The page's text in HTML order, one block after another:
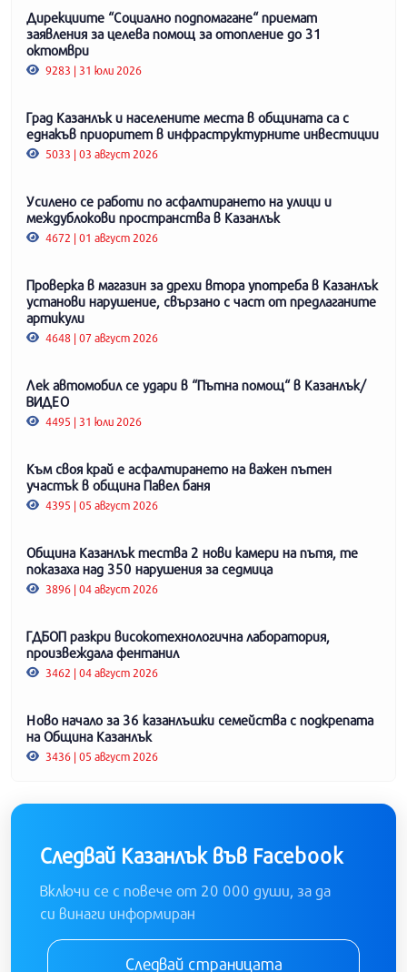
Дирекциите “Социално подпомагане“ приемат
заявления за целева помощ за отопление до 31
октомври
9283 | 31 юли 2026
Град Казанлък и населените места в общината са с
еднакъв приоритет в инфраструктурните инвестиции
5033 | 03 август 2026
Усилено се работи по асфалтирането на улици и
междублокови пространства в Казанлък
4672 | 01 август 2026
Проверка в магазин за дрехи втора употреба в Казанлък
установи нарушение, свързано с част от предлаганите
артикули
4648 | 07 август 2026
Лек автомобил се удари в “Пътна помощ“ в Казанлък/
ВИДЕО
4495 | 31 юли 2026
Към своя край е асфалтирането на важен пътен
участък в община Павел баня
4395 | 05 август 2026
Община Казанлък тества 2 нови камери на пътя, те
показаха над 350 нарушения за седмица
3896 | 04 август 2026
ГДБОП разкри високотехнологична лаборатория,
произвеждала фентанил
3462 | 04 август 2026
Ново начало за 36 казанлъшки семейства с подкрепата
на Община Казанлък
3436 | 05 август 2026
Следвай Казанлък във Facebook
Включи се с повече от 20 000 души, за да
си винаги информиран
Следвай страницата